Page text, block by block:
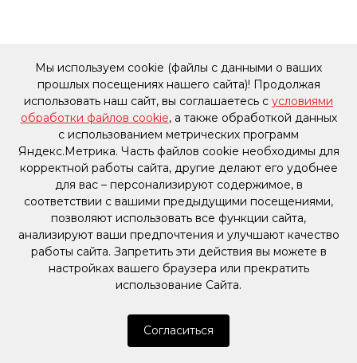
Мы используем cookie (файлы с данными о ваших
прошлых посещениях нашего сайта)! Продолжая
использовать наш сайт, вы соглашаетесь с условиями
обработки файлов cookie, а также обработкой данных
с использованием метрических программ
Яндекс.Метрика. Часть файлов cookie необходимы для
корректной работы сайта, другие делают его удобнее
для вас – персонализируют содержимое, в
соответствии с вашими предыдущими посещениями,
позволяют использовать все функции сайта,
анализируют ваши предпочтения и улучшают качество
работы сайта. Запретить эти действия вы можете в
настройках вашего браузера или прекратить
использование Сайта.
Согласиться